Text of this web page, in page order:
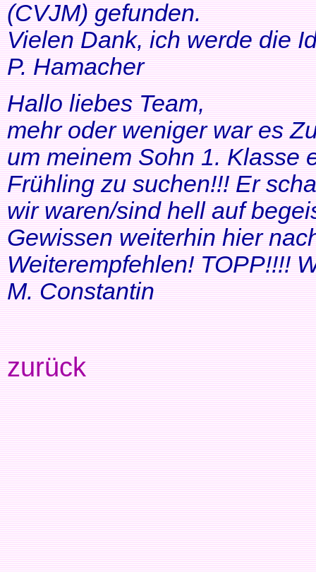
(CVJM) gefunden.
Vielen Dank, ich werde die
P. Hamacher
Hallo liebes Team,
mehr oder weniger war es
um meinem Sohn 1. Klasse
Frühling zu suchen!!! Er
wir waren/sind hell auf
Gewissen weiterhin hier
Weiterempfehlen! TOPP!!!!
M. Constantin
zurück